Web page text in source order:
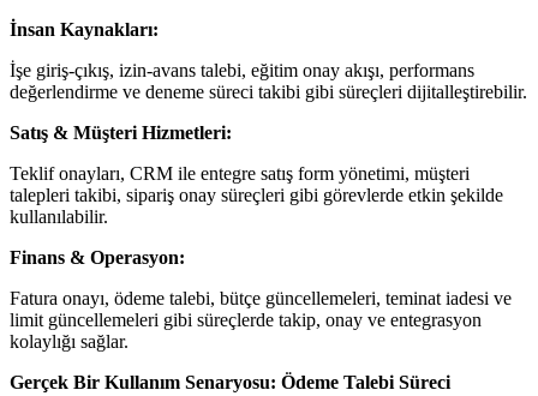
İnsan Kaynakları:
İşe giriş-çıkış, izin-avans talebi, eğitim onay akışı, performans
değerlendirme ve deneme süreci takibi gibi süreçleri dijitalleştirebilir.
Satış & Müşteri Hizmetleri:
Teklif onayları, CRM ile entegre satış form yönetimi, müşteri
talepleri takibi, sipariş onay süreçleri gibi görevlerde etkin şekilde
kullanılabilir.
Finans & Operasyon:
Fatura onayı, ödeme talebi, bütçe güncellemeleri, teminat iadesi ve
limit güncellemeleri gibi süreçlerde takip, onay ve entegrasyon
kolaylığı sağlar.
Gerçek Bir Kullanım Senaryosu: Ödeme Talebi Süreci